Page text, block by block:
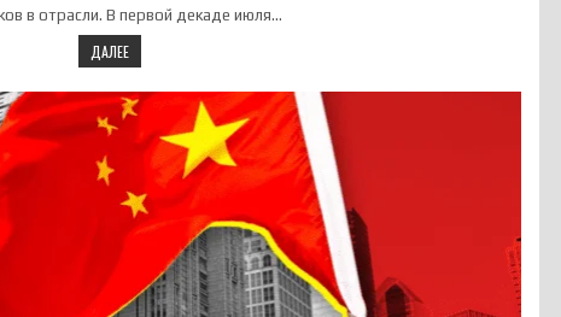
в отрасли. В первой декаде июля…
ДАЛЕЕ